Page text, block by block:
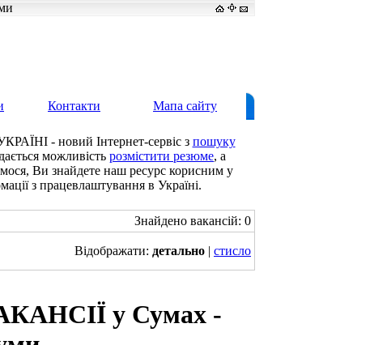
Контакти Мапа сайту
- новий Інтернет-сервіс з пошуку
можливість розмістити резюме, а
Ви знайдете наш ресурс корисним у
з працевлаштування в Україні.
Знайдено вакансій: 0
Відображати: детально | стисло
у Сумах -